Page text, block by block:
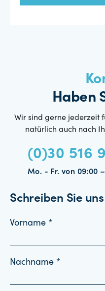
Haben
Wir sind gerne jederzeit
natürlich auch nach
(0)30 516
Mo. - Fr. von 09:00
Schreiben Sie uns
Vorname *
Nachname *